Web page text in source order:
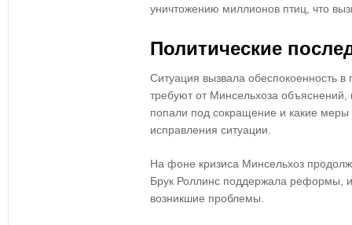
уничтожению миллионов птиц , что
Политические
Ситуация вызвала обеспокоенность в
требуют от Минсельхоза объяснений
попали под сокращение и какие меры
исправления ситуации.
На фоне кризиса Минсельхоз
Брук Роллинс поддержала реформы,
возникшие проблемы.